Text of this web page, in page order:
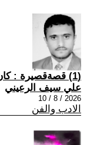
(1) قصةقصيرة : كان الوقت قد مر !!
علي سيف الرعيني
2026 / 8 / 10
الادب والفن